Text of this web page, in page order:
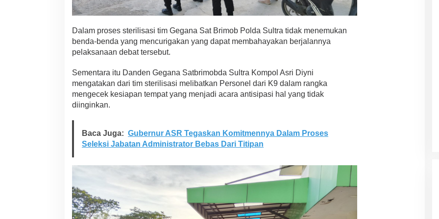
Dalam proses sterilisasi tim Gegana Sat Brimob Polda Sultra tidak menemukan
benda-benda yang mencurigakan yang dapat membahayakan berjalannya
pelaksanaan debat tersebut.
Sementara itu Danden Gegana Satbrimobda Sultra Kompol Asri Diyni
mengatakan dari tim sterilisasi melibatkan Personel dari K9 dalam rangka
mengecek kesiapan tempat yang menjadi acara antisipasi hal yang tidak
diinginkan.
Baca Juga: Gubernur ASR Tegaskan Komitmennya Dalam Proses
Seleksi Jabatan Administrator Bebas Dari Titipan